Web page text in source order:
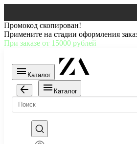
Промокод скопирован!
Примените на стадии оформления
При заказе от 15000 рублей
Каталог
Каталог